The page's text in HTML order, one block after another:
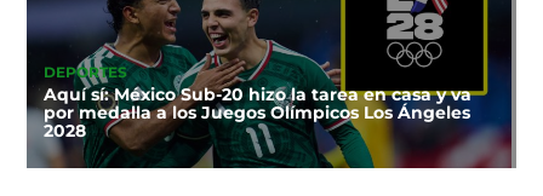
DEPORTES
Aquí sí: México Sub-20 hizo la tarea en casa y va
por medalla a los Juegos Olímpicos Los Ángeles
2028